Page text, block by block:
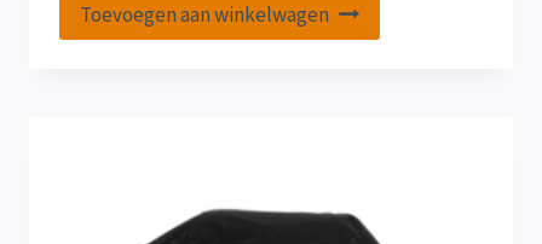
Toevoegen aan winkelwagen